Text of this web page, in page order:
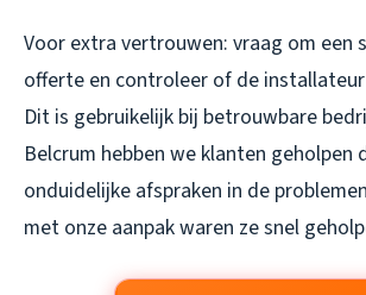
Voor extra vertrouwen: vraag om een
offerte en controleer of de
Dit is gebruikelijk bij betrouwbare
Belcrum hebben we klanten geholpen
onduidelijke afspraken in de
met onze aanpak waren ze snel